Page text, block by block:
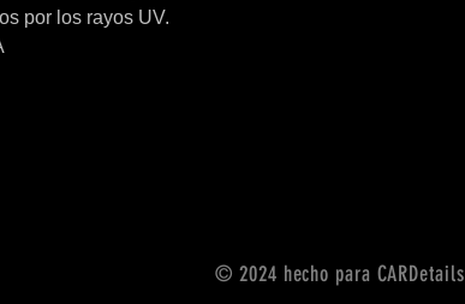
por los rayos UV.
© 2024 hecho para CARDetails